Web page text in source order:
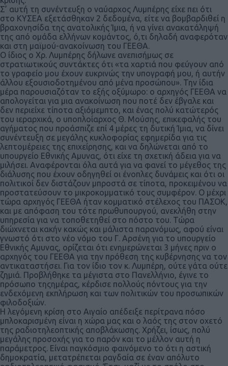
Σ’ αυτή τη συνέντευξη ο ναύαρχος Λυμπέρης είχε πει ότι
στο ΚΥΣΕΑ εξετάσθηκαν 2 δεδομένα, είτε να βομβαρδιθεί η
βραχονησίδα της ανατολικής Ίμια, ή να γίνει ανακατάληψή
της από ομάδα ελλήνων κομάντος, ό,τι δηλαδή αναφερόταν
και στη μαϊμού-ανακοίνωση του ΓΕΕΘΑ.
Ο ίδιος ο Χρ. Λυμπέρης δήλωνε ανεπισήμως σε
στρατιωτικούς συντάκτες ότι «τα χαρτιά που φεύγουν από
το γραφείο μου έχουν ευκρινώς την υπογραφή μου, ή αυτήν
άλλου εξουσιοδοτημένου από μένα προσώπου». Την ίδια
μέρα παρουσιαζόταν το εξής οξύμωρο: ο αρχηγός ΓΕΕΘΑ να
απολογείται για μια ανακοίνωση που ποτέ δεν έβγαλε και
δεν περιείχε τίποτα αξιόμεμπτο, και ένας πολύ κατώτερός
του ιεραρχικά, ο υποπλοίαρχος Θ. Μούσης, επικεφαλής του
αγήματος που προάσπιζε επί 4 μέρες τη δυτική Ίμια, να δίνει
συνέντευξη σε μεγάλης κυκλοφορίας εφημερίδα για τις
λεπτομέρειες της επιχείρησης, και να δηλώνεται από το
υπουργείο Εθνικής Αμυνας, ότι είχε τη σχετική άδεια για να
μιλήσει. Αναφέρονται όλα αυτά για να φανεί το μέγεθος της
διάλυσης που έχουν οδηγηθεί οι ένοπλες δυνάμεις και ότι οι
πολιτικοί δεν διστάζουν μπροστά σε τίποτα, προκειμένου να
προστατεύσουν το μικροκομματικό τους συμφέρον. Ο μέχρι
τώρα αρχηγός ΓΕΕΘΑ ήταν κομματικό στέλεχος του ΠΑΣΟΚ,
και με απόφαση του τότε πρωθυπουργού, ανεκλήθη στην
υπηρεσία για να τοποθετηθεί στο πόστο του. Τώρα
διώχνεται κακήν κακώς και μάλιστα παρανόμως, αφού είναι
γνωστό ότι στο νέο νόμο του Γ. Αρσένη για το υπουργείο
Εθνικής Αμυνας, ορίζεται ότι ενημερώνεται 3 μήνες πριν ο
αρχηγός του ΓΕΕΘΑ για την πρόθεση της κυβέρνησης να τον
αντικαταστήσει. Για τον ίδιο τον κ. Λυμπέρη, ούτε γάτα ούτε
ζημιά. Προβλήθηκε τα μέγιστα στο Πανελλήνιο, έγινε το
πρόσωπο τηςημέρας, κέρδισε πολλούς πόντους για την
ενδεχόμενη εκπλήρωση και των πολιτικών του προσωπικών
φιλοδοξιών.
Η λεγόμενη κρίση στο Αιγαίο απέδειξε περίτρανα πόσο
μπλοκαρισμένη είναι η χώρα μας και ο λαός της στον οχετό
της ραδιοτηλεοπτικής αποβλάκωσης. Χρήζει, ίσως, πολύ
μεγάλης προσοχής για το παρόν και το μέλλον αυτή η
παράμετρος. Είναι παγκόσμιο φαινόμενο το ότι η αστική
δημοκρατία, μετατρέπεται ραγδαία σε έναν απόλυτο